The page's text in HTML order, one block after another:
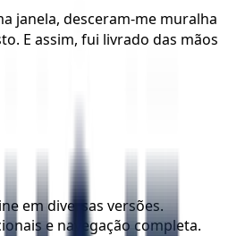
janela, desceram-me muralha
E assim, fui livrado das mãos
em diversas versões.
e navegação completa.